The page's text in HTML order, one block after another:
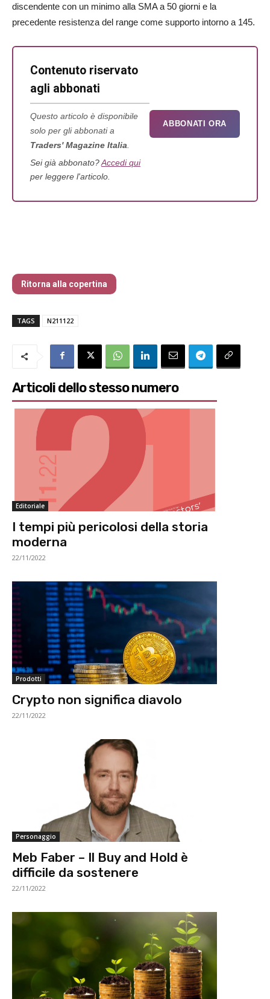
discendente con un minimo alla SMA a 50 giorni e la
precedente resistenza del range come supporto intorno a 145.
Contenuto riservato
agli abbonati
Questo articolo è disponibile
solo per gli abbonati a
Traders' Magazine Italia
Sei già abbonato? Accedi qui
per leggere l'articolo.
ABBONATI ORA
Ritorna alla copertina
TAGS N211122
Articoli dello stesso numero
Editoriale
I tempi più pericolosi della storia
moderna
22/11/2022
Prodotti
Crypto non significa diavolo
22/11/2022
Personaggio
Meb Faber – Il Buy and Hold è
difficile da sostenere
22/11/2022